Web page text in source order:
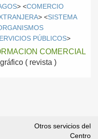
> <COMERCIO
> <SISTEMA
PÚBLICOS>
COMERCIAL
( revista )
Otros servicios del
Centro